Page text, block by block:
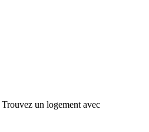
Trouvez un logement avec